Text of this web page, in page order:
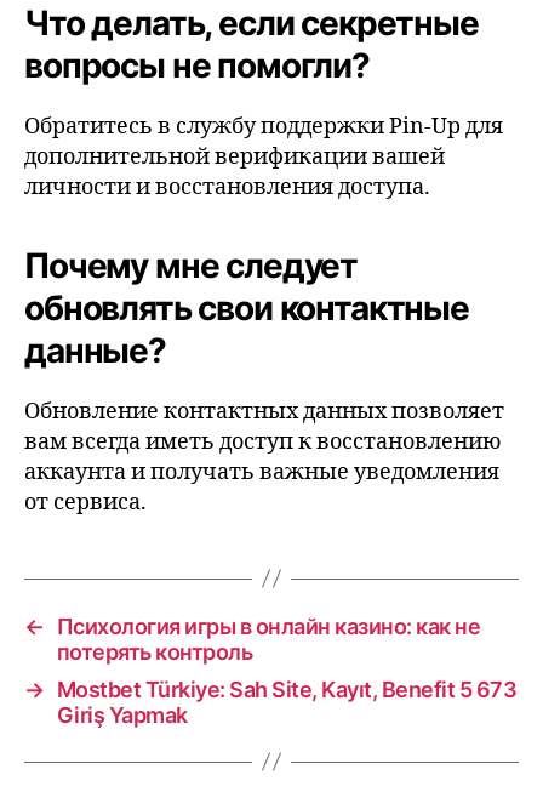
Что делать, если секретные
вопросы не помогли?
Обратитесь в службу поддержки Pin-Up для
дополнительной верификации вашей
личности и восстановления доступа.
Почему мне следует
обновлять свои контактные
данные?
Обновление контактных данных позволяет
вам всегда иметь доступ к восстановлению
аккаунта и получать важные уведомления
от сервиса.
←
Психология игры в онлайн казино: как не
потерять контроль
→ Mostbet Türkiye: Sah Site, Kayıt, Benefit 5 673
Giriş Yapmak